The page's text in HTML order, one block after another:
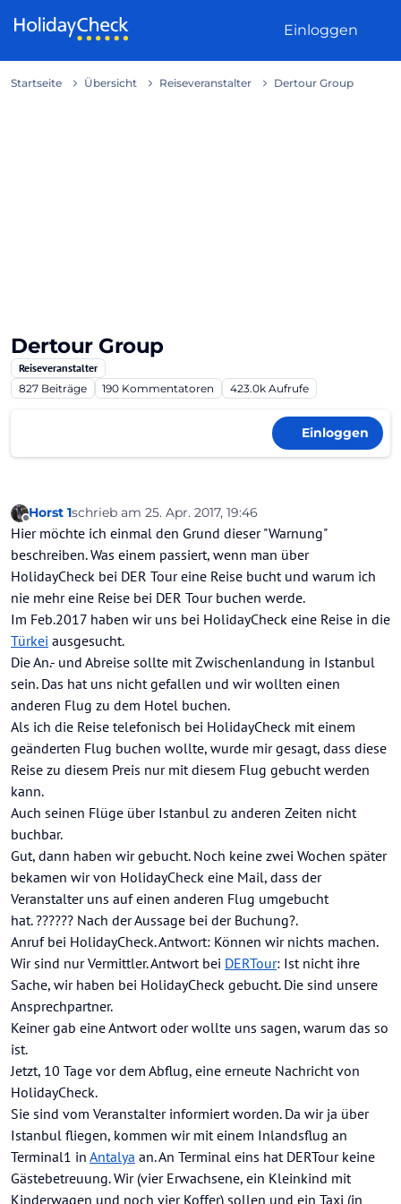
Einloggen
Startseite Übersicht Reiseveranstalter Dertour Group
Dertour Group
Reiseveranstalter
827 Beiträge 190 Kommentatoren 423.0k Aufrufe
Einloggen
Offline
Horst 1schrieb am 25. Apr. 2017, 19:46
zuletzt editiert von
Hier möchte ich einmal den Grund dieser "Warnung"
beschreiben. Was einem passiert, wenn man über
HolidayCheck bei DER Tour eine Reise bucht und warum ich
nie mehr eine Reise bei DER Tour buchen werde.
Im Feb.2017 haben wir uns bei HolidayCheck eine Reise in die
Türkei ausgesucht.
Die An.- und Abreise sollte mit Zwischenlandung in Istanbul
sein. Das hat uns nicht gefallen und wir wollten einen
anderen Flug zu dem Hotel buchen.
Als ich die Reise telefonisch bei HolidayCheck mit einem
geänderten Flug buchen wollte, wurde mir gesagt, dass diese
Reise zu diesem Preis nur mit diesem Flug gebucht werden
kann.
Auch seinen Flüge über Istanbul zu anderen Zeiten nicht
buchbar.
Gut, dann haben wir gebucht. Noch keine zwei Wochen später
bekamen wir von HolidayCheck eine Mail, dass der
Veranstalter uns auf einen anderen Flug umgebucht
hat. ?????? Nach der Aussage bei der Buchung?.
Anruf bei HolidayCheck. Antwort: Können wir nichts machen.
Wir sind nur Vermittler. Antwort bei DERTour: Ist nicht ihre
Sache, wir haben bei HolidayCheck gebucht. Die sind unsere
Ansprechpartner.
Keiner gab eine Antwort oder wollte uns sagen, warum das so
ist.
Jetzt, 10 Tage vor dem Abflug, eine erneute Nachricht von
HolidayCheck.
Sie sind vom Veranstalter informiert worden. Da wir ja über
Istanbul fliegen, kommen wir mit einem Inlandsflug an
Terminal1 in Antalya an. An Terminal eins hat DERTour keine
Gästebetreuung. Wir (vier Erwachsene, ein Kleinkind mit
Kinderwagen und noch vier Koffer) sollen und ein Taxi (in